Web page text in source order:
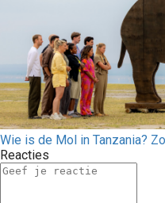
Wie is de Mol in Tanzania?
Reacties